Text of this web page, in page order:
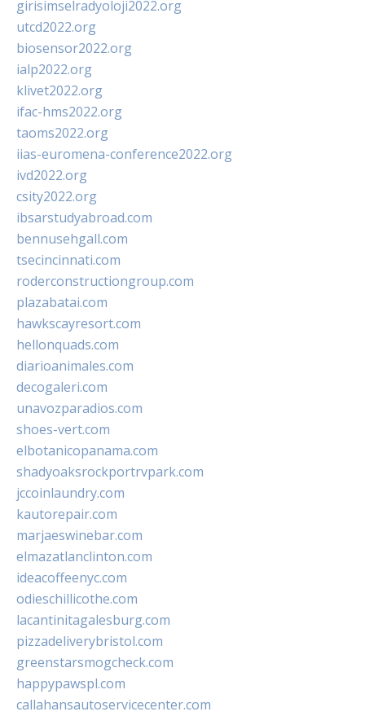
girisimselradyoloji2022.org
utcd2022.org
biosensor2022.org
ialp2022.org
klivet2022.org
ifac-hms2022.org
taoms2022.org
iias-euromena-conference2022.org
ivd2022.org
csity2022.org
ibsarstudyabroad.com
bennusehgall.com
tsecincinnati.com
roderconstructiongroup.com
plazabatai.com
hawkscayresort.com
hellonquads.com
diarioanimales.com
decogaleri.com
unavozparadios.com
shoes-vert.com
elbotanicopanama.com
shadyoaksrockportrvpark.com
jccoinlaundry.com
kautorepair.com
marjaeswinebar.com
elmazatlanclinton.com
ideacoffeenyc.com
odieschillicothe.com
lacantinitagalesburg.com
pizzadeliverybristol.com
greenstarsmogcheck.com
happypawspl.com
callahansautoservicecenter.com